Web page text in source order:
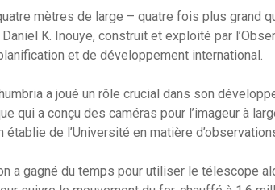
mètres de large – quatre fois plus grand
K. Inouye, construit et exploité par
et de développement international.
a joué un rôle crucial dans son
qui a conçu des caméras pour l’imageur à
établie de l’Université en matière
a gagné du temps pour utiliser le télescope